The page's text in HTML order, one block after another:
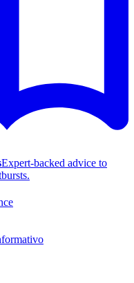
Expert-backed advice to